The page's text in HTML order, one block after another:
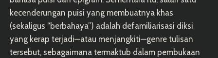
kecenderungan puisi yang membuatnya khas
(sekaligus “berbahaya”) adalah defamiliarisasi diksi
yang kerap terjadi—atau menjangkiti—genre tulisan
tersebut, sebagaimana termaktub dalam pembukaan